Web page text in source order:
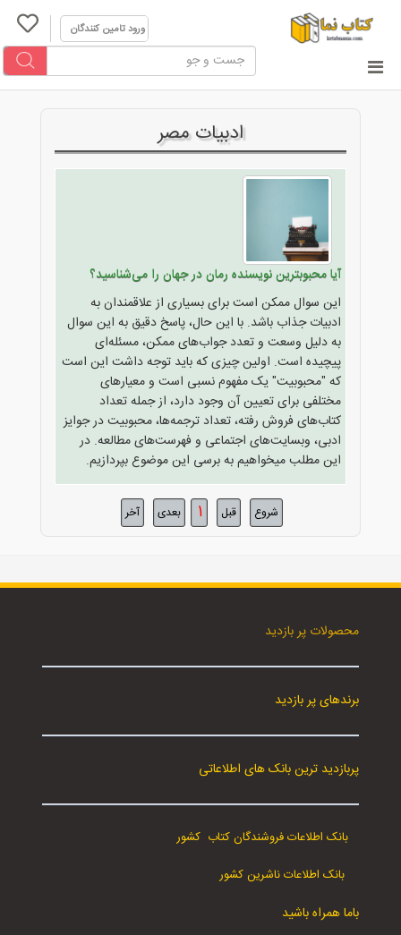
ورود تامین کنندگان
ادبیات مصر
آیا محبوبترین نویسنده رمان در جهان را می‌شناسید؟
این سوال ممکن است برای بسیاری از علاقمندان به
ادبیات جذاب باشد. با این حال، پاسخ دقیق به این سوال
به دلیل وسعت و تعدد جواب‌های ممکن، مسئله‌ای
پیچیده است. اولین چیزی که باید توجه داشت این است
که "محبوبیت" یک مفهوم نسبی است و معیارهای
مختلفی برای تعیین آن وجود دارد، از جمله تعداد
کتاب‌های فروش رفته، تعداد ترجمه‌ها، محبوبیت در جوایز
ادبی، وبسایت‌های اجتماعی و فهرست‌های مطالعه. در
این مطلب میخواهیم به برسی این موضوع بپردازیم.
شروع قبل 1 بعدی آخر
محصولات پر بازدید
برندهای پر بازدید
پربازدید ترین بانک های اطلاعاتی
بانک اطلاعات فروشندگان کتاب کشور
بانک اطلاعات ناشرین کشور
باما همراه باشید